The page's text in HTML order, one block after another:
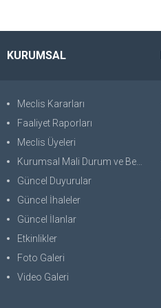
KURUMSAL
Meclis Kararları
Faaliyet Raporları
Meclis Üyeleri
Kurumsal Mali Durum ve Beklentiler Raporu
Güncel Duyurular
Güncel İhaleler
Güncel İlanlar
Etkinlikler
Foto Galeri
Video Galeri